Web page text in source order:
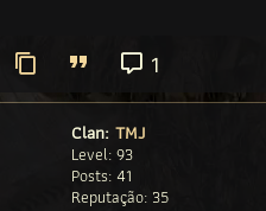
1
Clan: TMJ
Level: 93
Posts: 41
Reputação: 35